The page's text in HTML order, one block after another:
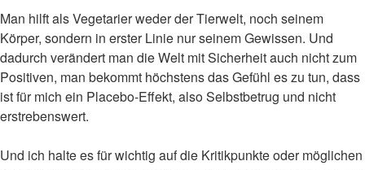
Man hilft als Vegetarier weder der Tierwelt, noch seinem
Körper, sondern in erster Linie nur seinem Gewissen. Und
dadurch verändert man die Welt mit Sicherheit auch nicht zum
Positiven, man bekommt höchstens das Gefühl es zu tun, dass
ist für mich ein Placebo-Effekt, also Selbstbetrug und nicht
erstrebenswert.
Und ich halte es für wichtig auf die Kritikpunkte oder möglichen